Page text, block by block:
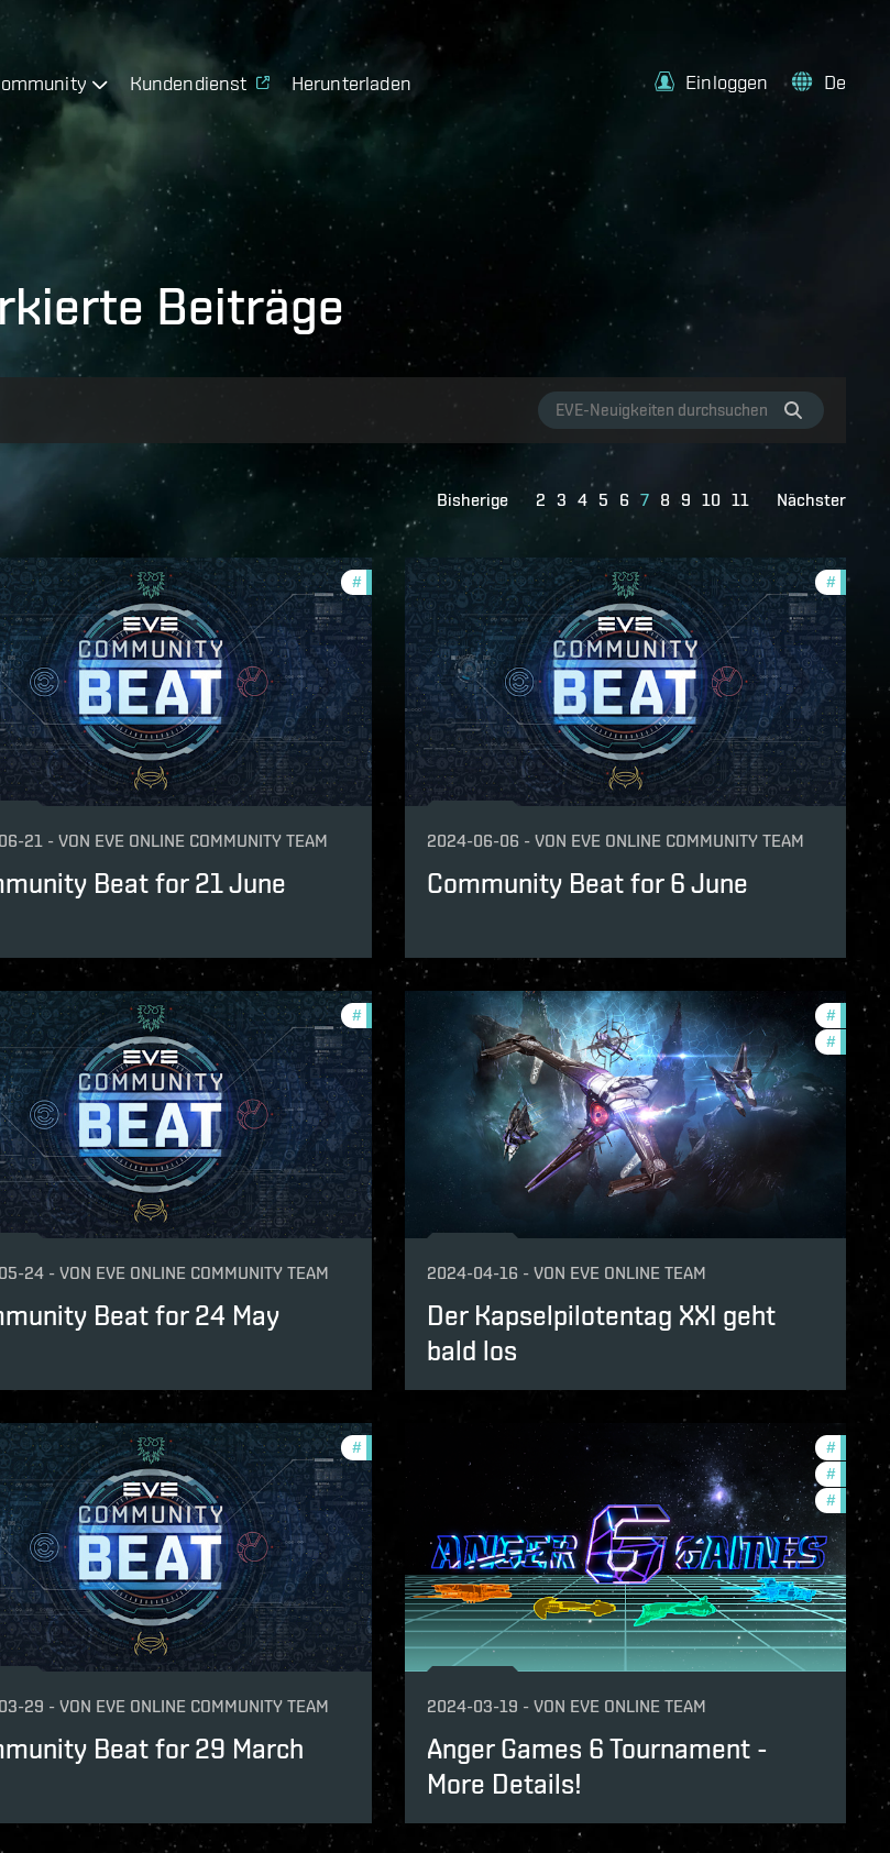
Kundendienst Herunterladen Einloggen De
Beiträge
Bisherige 2 3 4 5 6 7 8 9 10 11 Nächster
#community
21 -VON EVE ONLINE COMMUNITY TEAM
Beat for 21 June
#
2024-06-06 - VON EVE ONLINE COMMUNITY TEAM
Community Beat for 6 June
#community
24 -VON EVE ONLINE COMMUNITY TEAM
Beat for 24 May
#
#in-
2024-04-16 - VON EVE ONLINE TEAM
Der Kapselpilotentag XXI geht
bald los
#community
29 -VON EVE ONLINE COMMUNITY TEAM
Beat for 29 March
#
#
#pvp
2024-03-19 - VON EVE ONLINE TEAM
Anger Games 6 Tournament -
More Details!